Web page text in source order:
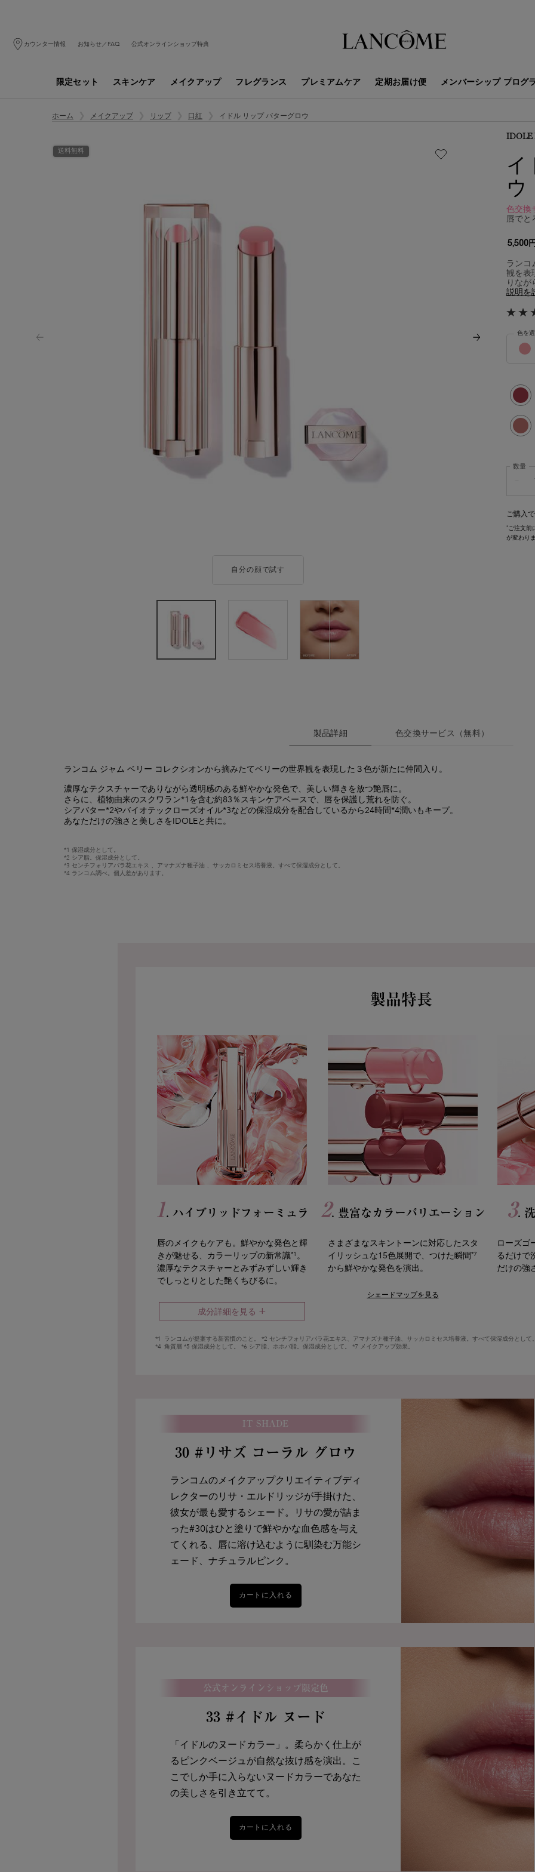
カウンター情報 お知らせ／FAQ 公式オンラインショップ特典
限定セット スキンケア メイクアップ フレグランス プレミアムケア 定期お届け便 メンバーシップ プログ
ホーム メイクアップ リップ 口紅 イドル リップ バターグロウ
IDOLE
イ
ウ
色交換
唇でと
5,500円
ランコ
観を表
りなが
説明を
送料無料
自分の顔で試す
色を
選択
30 リ
選択
21 シ
数量
ご購入で
*ご注文前
が変わりま
製品詳細 色交換サービス（無料）​
ランコム ジャム ベリー コレクシオンから摘みたてベリーの世界観を表現した３色が新たに仲間入り。
濃厚なテクスチャーでありながら透明感のある鮮やかな発色で、美しい輝きを放つ艶唇に。
さらに、植物由来のスクワラン*1を含む約83％スキンケアベースで、唇を保護し荒れを防ぐ。
シアバター*2やバイオテックローズオイル*3などの保湿成分を配合しているから24時間*4潤いもキープ。
あなただけの強さと美しさをIDOLEと共に。
*1 保湿成分として。
*2 シア脂。保湿成分として。
*3 センチフォリアバラ花エキス 、アマナズナ種子油 、サッカロミセス培養液。すべて保湿成分として。
*4 ランコム調べ。個人差があります。
製品特長
1. ハイブリッドフォーミュラ
唇のメイクもケアも。鮮やかな発色と輝
きが魅せる、カラーリップの新常識*1 。
濃厚なテクスチャーとみずみずしい輝き
でしっとりとした艶くちびるに。
成分詳細を見る +
バイオテックローズオイル*2 セラミド*3 スクワ
の成分。
ながら、
その他にも、シアバター *6、ホホバター など保湿力の高い植物油脂
－
2. 豊富なカラーバリエーション
さまざまなスキントーンに対応したスタ
イリッシュな15色展開で、つけた瞬間*7
から鮮やかな発色を演出。
シェードマップを見る
3.
ローズゴ
るだけで
だけの強
*1
ランコムが提案する新習慣のこと。 *2 センチフォリアバラ花エキス、アマナズナ種子油、サッカロミセス培養液。すべて保湿成分として
*4 角質層 *5 保湿成分として。 *6 シア脂、ホホバ脂。保湿成分として。 *7 メイクアップ効果。
IT SHADE
30 #リサズ コーラル グロウ
ランコムのメイクアップクリエイティブディ
レクターのリサ・エルドリッジが手掛けた、
彼女が最も愛するシェード。
リサの愛が詰ま
った#30はひと塗りで鮮やかな血色感を与え
てくれる、唇に溶け込むように馴染む万能シ
ェード、ナチュラルピンク。
カートに入れる
公式オンラインショップ限定色
33 #イドル ヌード
「イドルのヌードカラー」。柔らかく仕上が
るピンクベージュが自然な抜け感を演出。こ
こでしか手に入らないヌードカラーであなた
の美しさを引き立てて。
カートに入れる